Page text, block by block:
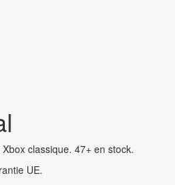
classique. 47+ en stock.
UE.